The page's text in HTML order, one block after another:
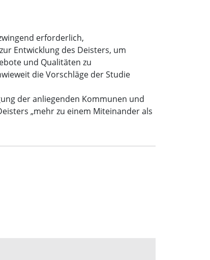
erforderlich,
Entwicklung des Deisters, um
und Qualitäten zu
die Vorschläge der Studie
der anliegenden Kommunen und
„mehr zu einem Miteinander als